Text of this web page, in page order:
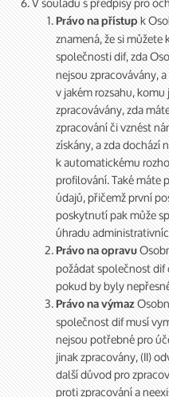
Právo na přístupk
znamená, že si
společnostidif, zda
nejsou zpracovávány,
v jakém rozsahu,
zpracovávány, zda
zpracování či vznést
získány, a zda dochází
k automatickému
profilování. Také máte
údajů, přičemž první
poskytnutí pak může
úhradu
Právo na opravu
požádat společnost
pokud by byly
Právo na výmaz
společnost dif musí
nejsou potřebné pro
jinak zpracovány, (II)
další důvod pro
proti zpracování a